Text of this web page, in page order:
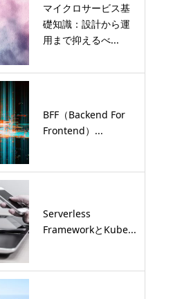
マイクロサービス基
礎知識：設計から運
用まで抑えるべ...
BFF（Backend For
Frontend）...
Serverless
FrameworkとKube...